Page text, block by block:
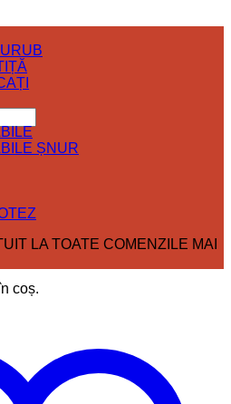
coș.
ȘNUR
LA TOATE COMENZILE MAI